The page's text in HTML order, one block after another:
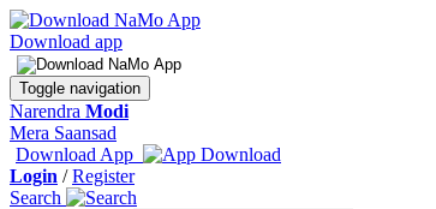
Download app
Toggle navigation
Narendra Modi
Mera Saansad
Download App
Login /Register
Search